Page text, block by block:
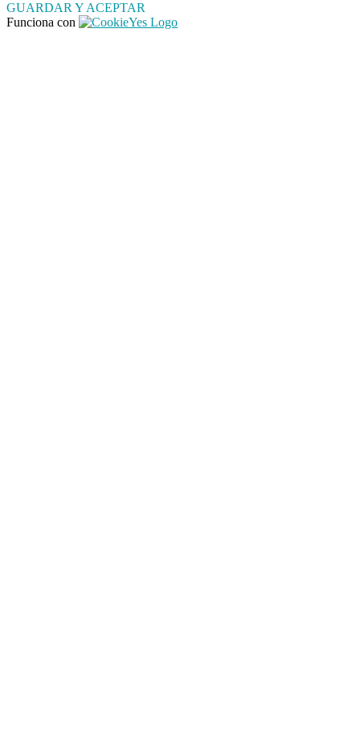
GUARDAR Y ACEPTAR
Funciona con